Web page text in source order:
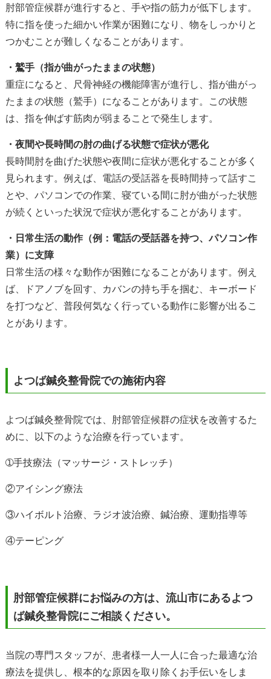
肘部管症候群が進行すると、手や指の筋力が低下します。
特に指を使った細かい作業が困難になり、物をしっかりと
つかむことが難しくなることがあります。
・鷲手（指が曲がったままの状態）
重症になると、尺骨神経の機能障害が進行し、指が曲がっ
たままの状態（鷲手）になることがあります。この状態
は、指を伸ばす筋肉が弱まることで発生します。
・夜間や長時間の肘の曲げる状態で症状が悪化
長時間肘を曲げた状態や夜間に症状が悪化することが多く
見られます。例えば、電話の受話器を長時間持って話すこ
とや、パソコンでの作業、寝ている間に肘が曲がった状態
が続くといった状況で症状が悪化することがあります。
・日常生活の動作（例：電話の受話器を持つ、パソコン作
業）に支障
日常生活の様々な動作が困難になることがあります。例え
ば、ドアノブを回す、カバンの持ち手を掴む、キーボード
を打つなど、普段何気なく行っている動作に影響が出るこ
とがあります。
よつば鍼灸整骨院での施術内容
よつば鍼灸整骨院では、肘部管症候群の症状を改善するた
めに、以下のような治療を行っています。
➀手技療法（マッサージ・ストレッチ）
②アイシング療法
③ハイボルト治療、 ラジオ波治療、鍼治療、運動指導等
④テーピング
肘部管症候群にお悩みの方は、流山市にあるよつ
ば鍼灸整骨院にご相談ください。
当院の専門スタッフが、患者様一人一人に合った最適な治
療法を提供し、根本的な原因を取り除くお手伝いをしま